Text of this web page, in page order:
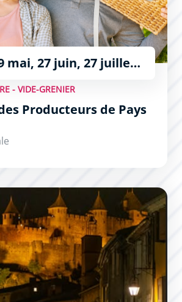
mai, 27 juin, 27 juillet
août
- VIDE-GRENIER
Producteurs de Pays